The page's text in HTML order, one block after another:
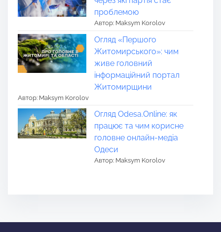
проблемою
Автор: Maksym Korolov
Огляд «Першого
Житомирського»: чим
живе головний
інформаційний портал
Житомирщини
Автор: Maksym Korolov
Огляд Odesa.Online: як
працює та чим корисне
головне онлайн-медіа
Одеси
Автор: Maksym Korolov